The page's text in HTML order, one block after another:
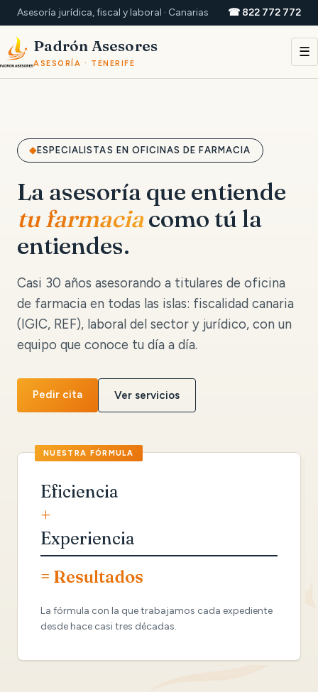
Asesoría jurídica, fiscal y laboral · Canarias ☎ 822 772 772
Padrón Asesores
ASESORÍA · TENERIFE
☰
ESPECIALISTAS EN OFICINAS DE FARMACIA
La asesoría que entiende
tu farmaciacomo tú la
entiendes.
Casi 30 años asesorando a titulares de oficina
de farmacia en todas las islas: fiscalidad canaria
(IGIC, REF), laboral del sector y jurídico, con un
equipo que conoce tu día a día.
Pedir cita Ver servicios
Eficiencia
+
Experiencia
= Resultados
La fórmula con la que trabajamos cada expediente
desde hace casi tres décadas.